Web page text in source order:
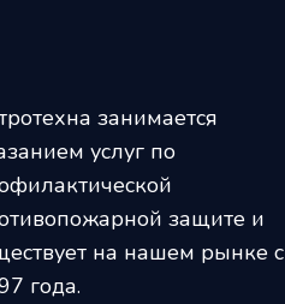
занимается
услуг по
защите и
на нашем рынке с
года.